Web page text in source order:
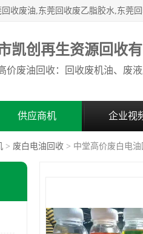
凯创再生资源回收
供应商机 企业视
> 废白电油回收 > 中堂高价废白电